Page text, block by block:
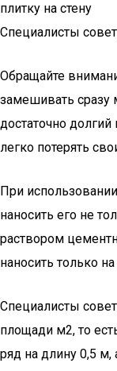
плитку на стену
Специалисты
Обращайте
замешивать сразу
достаточно
легко потерять
При
наносить его не
раствором
наносить только
Специалисты
площади м2, то
ряд на длину 0,5